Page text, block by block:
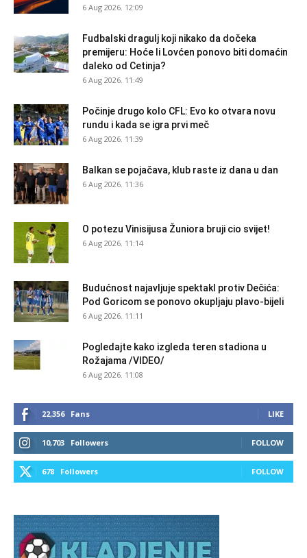
6 Aug 2026. 12:09
Fudbalski dragulj koji nikako da dočeka
premijeru: Hoće li Lovćen ponovo biti domaćin
daleko od Cetinja?
6 Aug 2026. 11:49
Počinje drugo kolo CFL: Evo ko otvara novu
rundu i kada se igra prvi meč
6 Aug 2026. 11:39
Balkan se pojačava, klub raste iz dana u dan
6 Aug 2026. 11:36
O potezu Vinisijusa Žuniora bruji cio svijet!
6 Aug 2026. 11:14
Budućnost najavljuje spektakl protiv Dečića:
Pod Goricom se ponovo okupljaju plavo-bijeli
6 Aug 2026. 11:11
Pogledajte kako izgleda teren stadiona u
Rožajama /VIDEO/
6 Aug 2026. 11:08
22,356 Fans LIKE
10,703 Followers FOLLOW
678 Followers FOLLOW